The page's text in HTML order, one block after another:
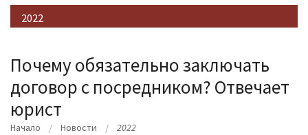
Предприятие
Kонтакты
2022
Почему обязательно заключать
договор с посредником? Отвечает
юрист
Начало Hовости 2022